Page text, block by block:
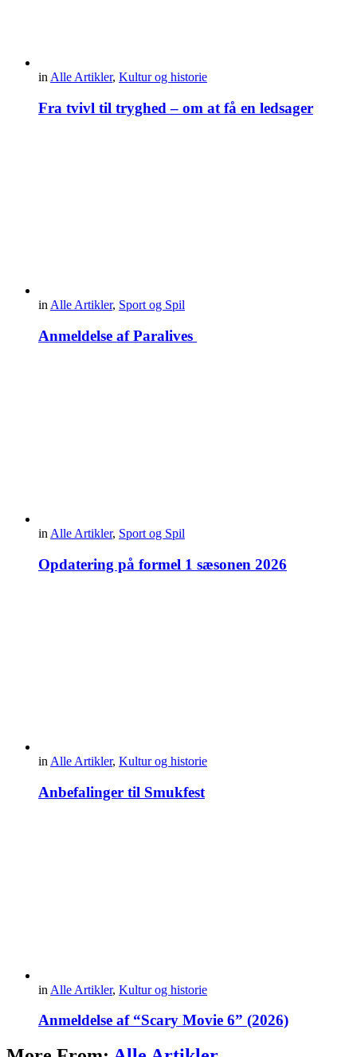
in Alle Artikler, Kultur og historie
Fra tvivl til tryghed – om at få en ledsager
inAlle Artikler, Sport og Spil
Anmeldelse af Paralives
in Alle Artikler, Sport og Spil
Opdatering på formel 1 sæsonen 2026
in Alle Artikler, Kultur og historie
Anbefalinger til Smukfest
in Alle Artikler, Kultur og historie
Anmeldelse af “Scary Movie 6” (2026)